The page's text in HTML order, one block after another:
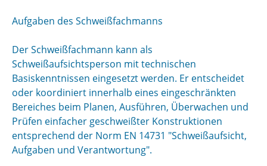
Aufgaben des Schweißfachmanns
Der Schweißfachmann kann als
Schweißaufsichtsperson mit technischen
Basiskenntnissen eingesetzt werden. Er entscheidet
oder koordiniert innerhalb eines eingeschränkten
Bereiches beim Planen, Ausführen, Überwachen und
Prüfen einfacher geschweißter Konstruktionen
entsprechend der Norm EN 14731 "Schweißaufsicht,
Aufgaben und Verantwortung".